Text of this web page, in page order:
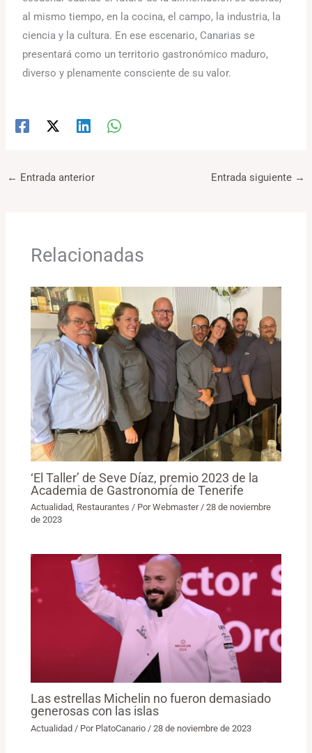
al mismo tiempo, en la cocina, el campo, la industria, la
ciencia y la cultura. En ese escenario, Canarias se
presentará como un territorio gastronómico maduro,
diverso y plenamente consciente de su valor.
← Entrada anterior Entrada siguiente →
Relacionadas
‘El Taller’ de Seve Díaz, premio 2023 de la
Academia de Gastronomía de Tenerife
Actualidad, Restaurantes / PorWebmaster/28 de noviembre
de 2023
Las estrellas Michelin no fueron demasiado
generosas con las islas
Actualidad / Por PlatoCanario /28 de noviembre de 2023